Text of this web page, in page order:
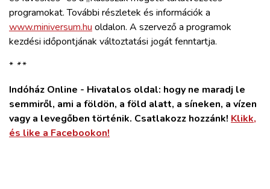
programokat. További részletek és információk a
www.miniversum.hu oldalon. A szervező a programok
kezdési időpontjának változtatási jogát fenntartja.
* **
Indóház Online - Hivatalos oldal: hogy ne maradj le
semmiről, ami a földön, a föld alatt, a síneken, a vízen
vagy a levegőben történik. Csatlakozz hozzánk! Klikk,
és like a Facebookon!